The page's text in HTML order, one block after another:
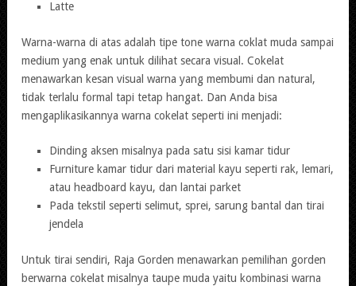
Latte
Warna-warna di atas adalah tipe tone warna coklat muda sampai
medium yang enak untuk dilihat secara visual. Cokelat
menawarkan kesan visual warna yang membumi dan natural,
tidak terlalu formal tapi tetap hangat. Dan Anda bisa
mengaplikasikannya warna cokelat seperti ini menjadi:
Dinding aksen misalnya pada satu sisi kamar tidur
Furniture kamar tidur dari material kayu seperti rak, lemari,
atau headboard kayu, dan lantai parket
Pada tekstil seperti selimut, sprei, sarung bantal dan tirai
jendela
Untuk tirai sendiri, Raja Gorden menawarkan pemilihan gorden
berwarna cokelat misalnya taupe muda yaitu kombinasi warna